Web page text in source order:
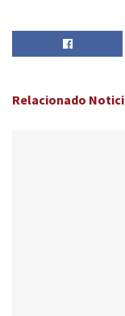
Relacionado